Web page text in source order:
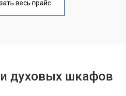
весь прайс
духовых шкафов